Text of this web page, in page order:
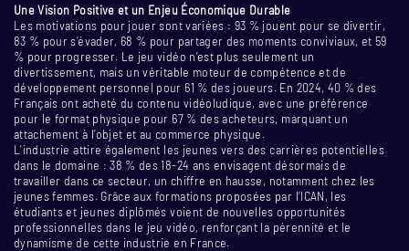
Une Vision Positive et un Enjeu Économique Durable
Les motivations pour jouer sont variées : 93 % jouent pour se divertir,
83 % pour s’évader, 68 % pour partager des moments conviviaux, et 59
% pour progresser. Le jeu vidéo n’est plus seulement un
divertissement, mais un véritable moteur de compétence et de
développement personnel pour 61 % des joueurs. En 2024, 40 % des
Français ont acheté du contenu vidéoludique, avec une préférence
pour le format physique pour 67 % des acheteurs, marquant un
attachement à l’objet et au commerce physique.
L’industrie attire également les jeunes vers des carrières potentielles
dans le domaine : 38 % des 18-24 ans envisagent désormais de
travailler dans ce secteur, un chiffre en hausse, notamment chez les
jeunes femmes. Grâce aux formations proposées par l’ICAN, les
étudiants et jeunes diplômés voient de nouvelles opportunités
professionnelles dans le jeu vidéo, renforçant la pérennité et le
dynamisme de cette industrie en France.